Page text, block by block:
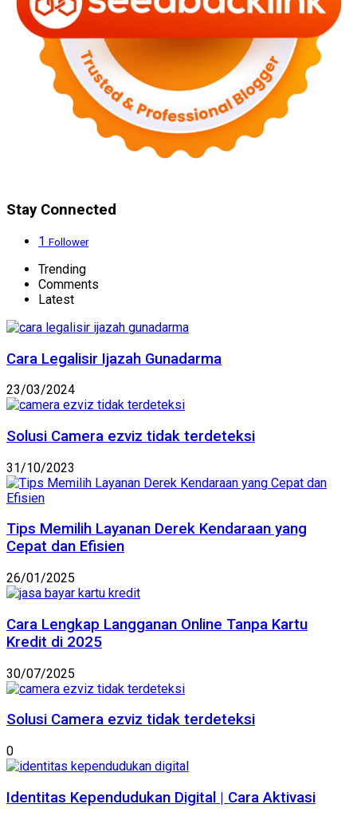
Stay Connected
1 Follower
Trending
Comments
Latest
Cara Legalisir Ijazah Gunadarma
23/03/2024
Solusi Camera ezviz tidak terdeteksi
31/10/2023
Tips Memilih Layanan Derek Kendaraan yang
Cepat dan Efisien
26/01/2025
Cara Lengkap Langganan Online Tanpa Kartu
Kredit di 2025
30/07/2025
Solusi Camera ezviz tidak terdeteksi
0
Identitas Kependudukan Digital | Cara Aktivasi